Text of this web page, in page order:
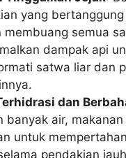
yang
membuang semua
dampak api
satwa liar dan
dan
banyak air,
untuk
pendakian